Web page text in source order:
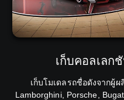
เก็บคอลเลก
เก็บโมเดลรถชื่อดังจากผู้
Lamborghini, Porsche,